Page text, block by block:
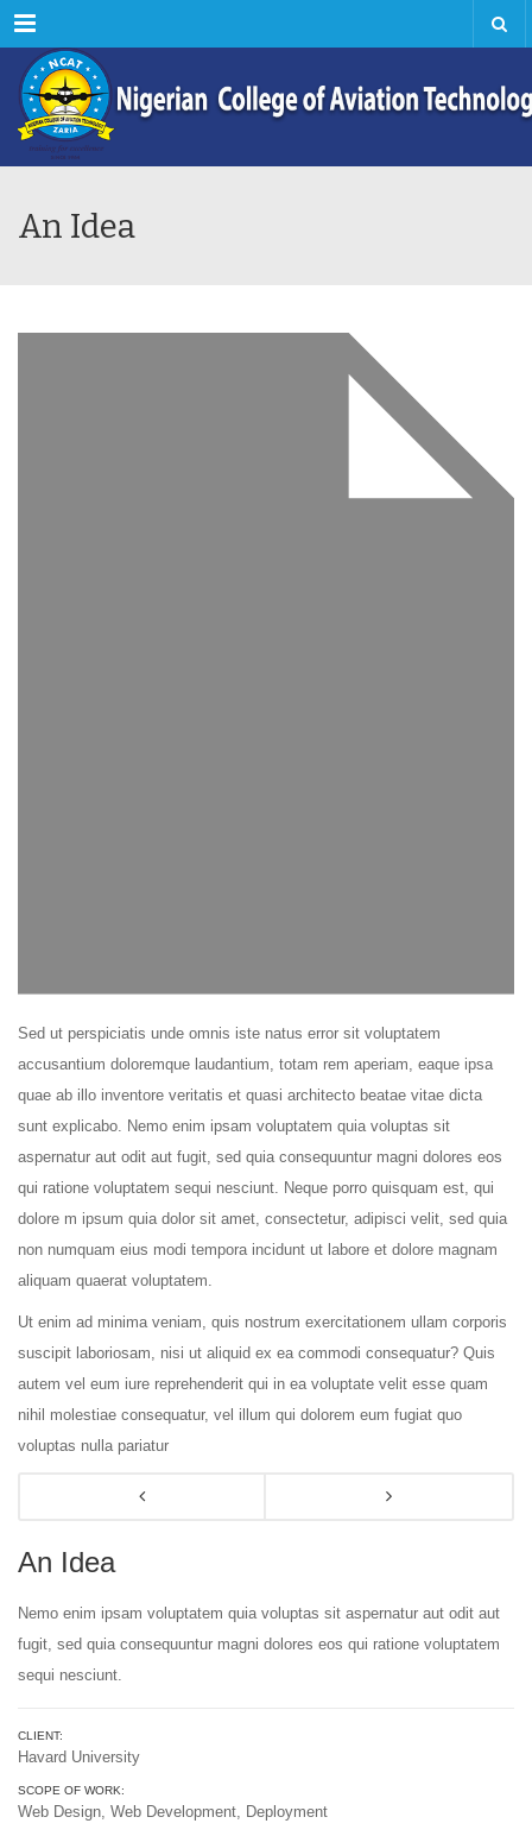
Menu
An Idea
Sed ut perspiciatis unde omnis iste natus error sit voluptatem
accusantium doloremque laudantium, totam rem aperiam, eaque ipsa
quae ab illo inventore veritatis et quasi architecto beatae vitae dicta
sunt explicabo. Nemo enim ipsam voluptatem quia voluptas sit
aspernatur aut odit aut fugit, sed quia consequuntur magni dolores eos
qui ratione voluptatem sequi nesciunt. Neque porro quisquam est, qui
dolore m ipsum quia dolor sit amet, consectetur, adipisci velit, sed quia
non numquam eius modi tempora incidunt ut labore et dolore magnam
aliquam quaerat voluptatem.
Ut enim ad minima veniam, quis nostrum exercitationem ullam corporis
suscipit laboriosam, nisi ut aliquid ex ea commodi consequatur? Quis
autem vel eum iure reprehenderit qui in ea voluptate velit esse quam
nihil molestiae consequatur, vel illum qui dolorem eum fugiat quo
voluptas nulla pariatur
An Idea
Nemo enim ipsam voluptatem quia voluptas sit aspernatur aut odit aut
fugit, sed quia consequuntur magni dolores eos qui ratione voluptatem
sequi nesciunt.
CLIENT:
Havard University
SCOPE OF WORK:
Web Design, Web Development, Deployment